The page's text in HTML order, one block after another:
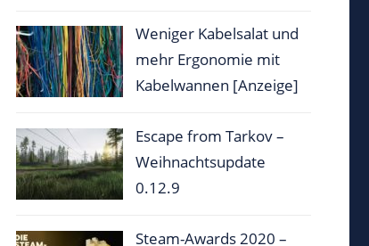
Weniger Kabelsalat und
mehr Ergonomie mit
Kabelwannen [Anzeige]
Escape from Tarkov –
Weihnachtsupdate
0.12.9
Steam-Awards 2020 –